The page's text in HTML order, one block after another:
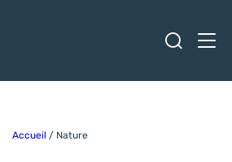
Accueil / Nature